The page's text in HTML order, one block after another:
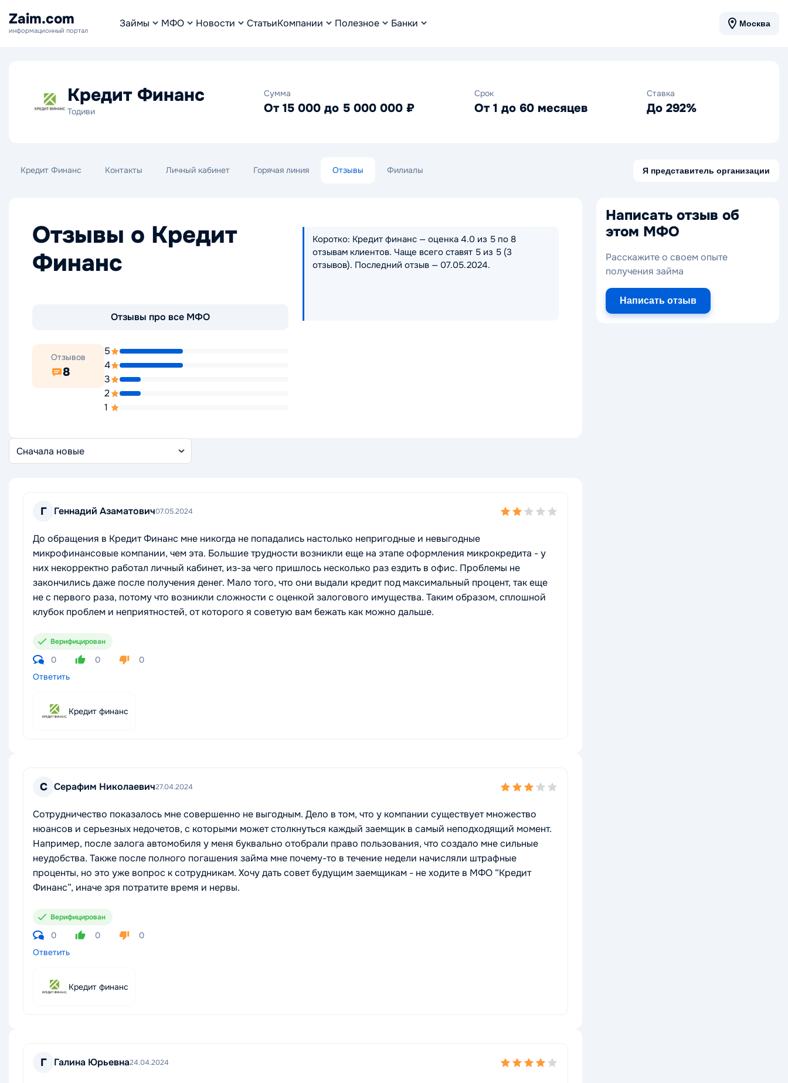
Zaim.com
информационный портал
Займы МФО Новости СтатьиКомпании Полезное Банки Москва
Кредит Финанс
Тодиви
Сумма
От 15 000 до 5 000 000 ₽
Срок
От 1 до 60 месяцев
Ставка
До 292%
Кредит Финанс Контакты Личный кабинет Горячая линия Отзывы Филиалы Я представитель организации
Отзывы о Кредит
Финанс
Отзывы про все МФО
Коротко: Кредит финанс — оценка 4.0 из 5 по 8
отзывам клиентов. Чаще всего ставят 5 из 5 (3
отзывов). Последний отзыв — 07.05.2024.
Отзывов
8
5
4
3
2
1
Сортировка
отзывов
Г Геннадий Азаматович07.05.2024
До обращения в Кредит Финанс мне никогда не попадались настолько непригодные и невыгодные
микрофинансовые компании, чем эта. Большие трудности возникли еще на этапе оформления микрокредита - у
них некорректно работал личный кабинет, из-за чего пришлось несколько раз ездить в офис. Проблемы не
закончились даже после получения денег. Мало того, что они выдали кредит под максимальный процент, так еще
не с первого раза, потому что возникли сложности с оценкой залогового имущества. Таким образом, сплошной
клубок проблем и неприятностей, от которого я советую вам бежать как можно дальше.
Верифицирован
0 0
0
Ответить
Кредит финанс
С Серафим Николаевич27.04.2024
Сотрудничество показалось мне совершенно не выгодным. Дело в том, что у компании существует множество
нюансов и серьезных недочетов, с которыми может столкнуться каждый заемщик в самый неподходящий момент.
Например, после залога автомобиля у меня буквально отобрали право пользования, что создало мне сильные
неудобства. Также после полного погашения займа мне почему-то в течение недели начисляли штрафные
проценты, но это уже вопрос к сотрудникам. Хочу дать совет будущим заемщикам - не ходите в МФО “Кредит
Финанс”, иначе зря потратите время и нервы.
Верифицирован
0 0
0
Ответить
Кредит финанс
Г Галина Юрьевна24.04.2024
Написать отзыв об
этом МФО
Расскажите о своем опыте
получения займа
Написать отзыв